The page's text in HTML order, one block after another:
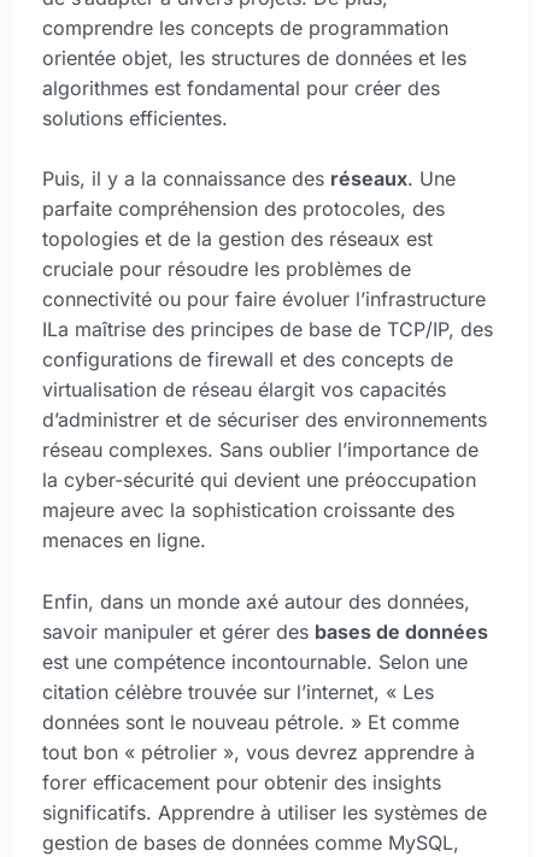
comprendre les concepts de programmation
orientée objet, les structures de données et les
algorithmes est fondamental pour créer des
solutions efficientes.
Puis, il y a la connaissance des réseaux. Une
parfaite compréhension des protocoles, des
topologies et de la gestion des réseaux est
cruciale pour résoudre les problèmes de
connectivité ou pour faire évoluer l’infrastructure
ILa maîtrise des principes de base de TCP/IP, des
configurations de firewall et des concepts de
virtualisation de réseau élargit vos capacités
d’administrer et de sécuriser des environnements
réseau complexes. Sans oublier l’importance de
la cyber-sécurité qui devient une préoccupation
majeure avec la sophistication croissante des
menaces en ligne.
Enfin, dans un monde axé autour des données,
savoir manipuler et gérer des bases de données
est une compétence incontournable. Selon une
citation célèbre trouvée sur l’internet, « Les
données sont le nouveau pétrole. » Et comme
tout bon « pétrolier », vous devrez apprendre à
forer efficacement pour obtenir des insights
significatifs. Apprendre à utiliser les systèmes de
gestion de bases de données comme MySQL,